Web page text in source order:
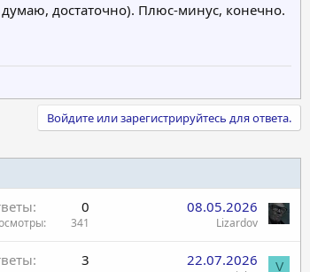
думаю, достаточно). Плюс-минус, конечно.
Войдите или зарегистрируйтесь для ответа.
0
341
08.05.2026
Lizardov
3 22.07.2026 V